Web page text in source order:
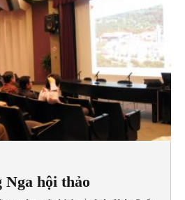
Nga hội thảo